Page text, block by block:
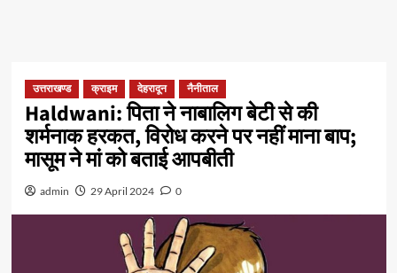
उत्तराखण्ड क्राइम देहरादून नैनीताल
Haldwani: पिता ने नाबालिग बेटी से की
शर्मनाक हरकत, विरोध करने पर नहीं माना बाप;
मासूम ने मां को बताई आपबीती
admin 29 April 2024 0